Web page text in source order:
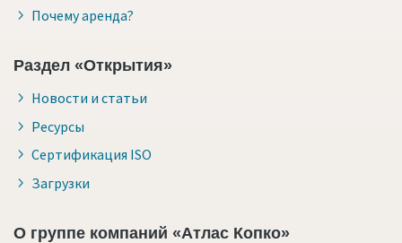
Почему аренда?
Раздел «Открытия»
Новости и статьи
Ресурсы
Сертификация ISO
Загрузки
О группе компаний «Атлас Копко»